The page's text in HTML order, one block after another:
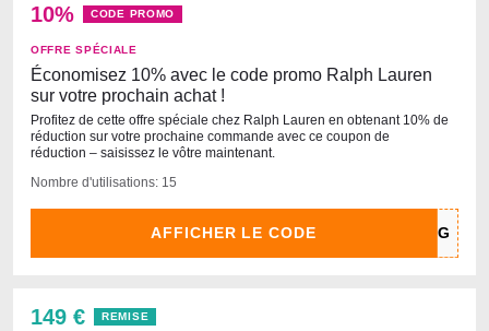
10% CODE PROMO
OFFRE SPÉCIALE
Économisez 10% avec le code promo Ralph Lauren
sur votre prochain achat !
Profitez de cette offre spéciale chez Ralph Lauren en obtenant 10% de
réduction sur votre prochaine commande avec ce coupon de
réduction – saisissez le vôtre maintenant.
Nombre d'utilisations: 15
AFFICHER LE CODE
149 € REMISE